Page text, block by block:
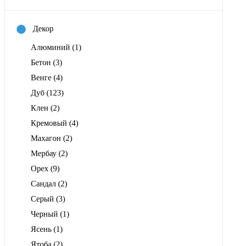
Декор
Алюминий (1)
Бетон (3)
Венге (4)
Дуб (123)
Клен (2)
Кремовый (4)
Махагон (2)
Мербау (2)
Орех (9)
Сандал (2)
Серый (3)
Черный (1)
Ясень (1)